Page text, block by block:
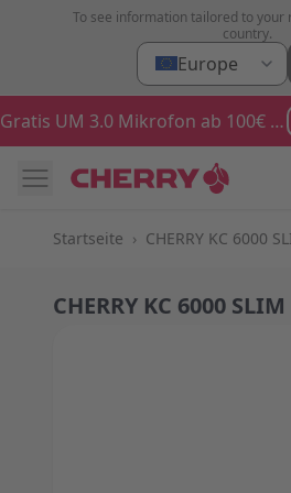
Zum Inhalt springen
To see information tailored to your
country.
Europe
Gratis UM 3.0 Mikrofon ab 100€ Bestellwert
Startseite › CHERRY KC 6000
CHERRY KC 6000 SLIM